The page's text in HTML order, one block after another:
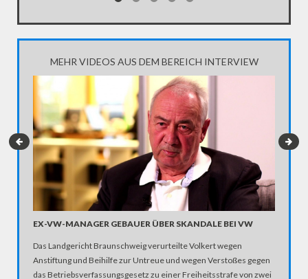
MEHR VIDEOS AUS DEM BEREICH INTERVIEW
EX-VW-MANAGER GEBAUER ÜBER SKANDALE BEI VW
Das Landgericht Braunschweig verurteilte Volkert wegen
Anstiftung und Beihilfe zur Untreue und wegen Verstoßes gegen
das Betriebsverfassungsgesetz zu einer Freiheitsstrafe von zwei